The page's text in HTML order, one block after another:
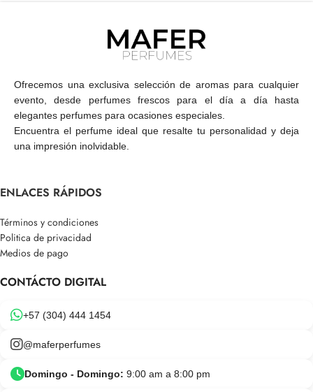
Ofrecemos una exclusiva selección de aromas para cualquier
evento, desde perfumes frescos para el día a día hasta
elegantes perfumes para ocasiones especiales.
Encuentra el perfume ideal que resalte tu personalidad y deja
una impresión inolvidable.
ENLACES RÁPIDOS
Términos y condiciones
Politica de privacidad
Medios de pago
CONTÁCTO DIGITAL
+57 (304) 444 1454
@maferperfumes
Domingo - Domingo: 9:00 am a 8:00 pm